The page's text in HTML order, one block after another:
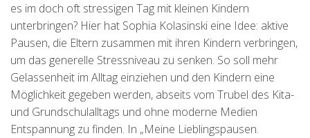
es im doch oft stressigen Tag mit kleinen Kindern
unterbringen? Hier hat Sophia Kolasinski eine Idee: aktive
Pausen, die Eltern zusammen mit ihren Kindern verbringen,
um das generelle Stressniveau zu senken. So soll mehr
Gelassenheit im Alltag einziehen und den Kindern eine
Möglichkeit gegeben werden, abseits vom Trubel des Kita-
und Grundschulalltags und ohne moderne Medien
Entspannung zu finden. In „Meine Lieblingspausen.